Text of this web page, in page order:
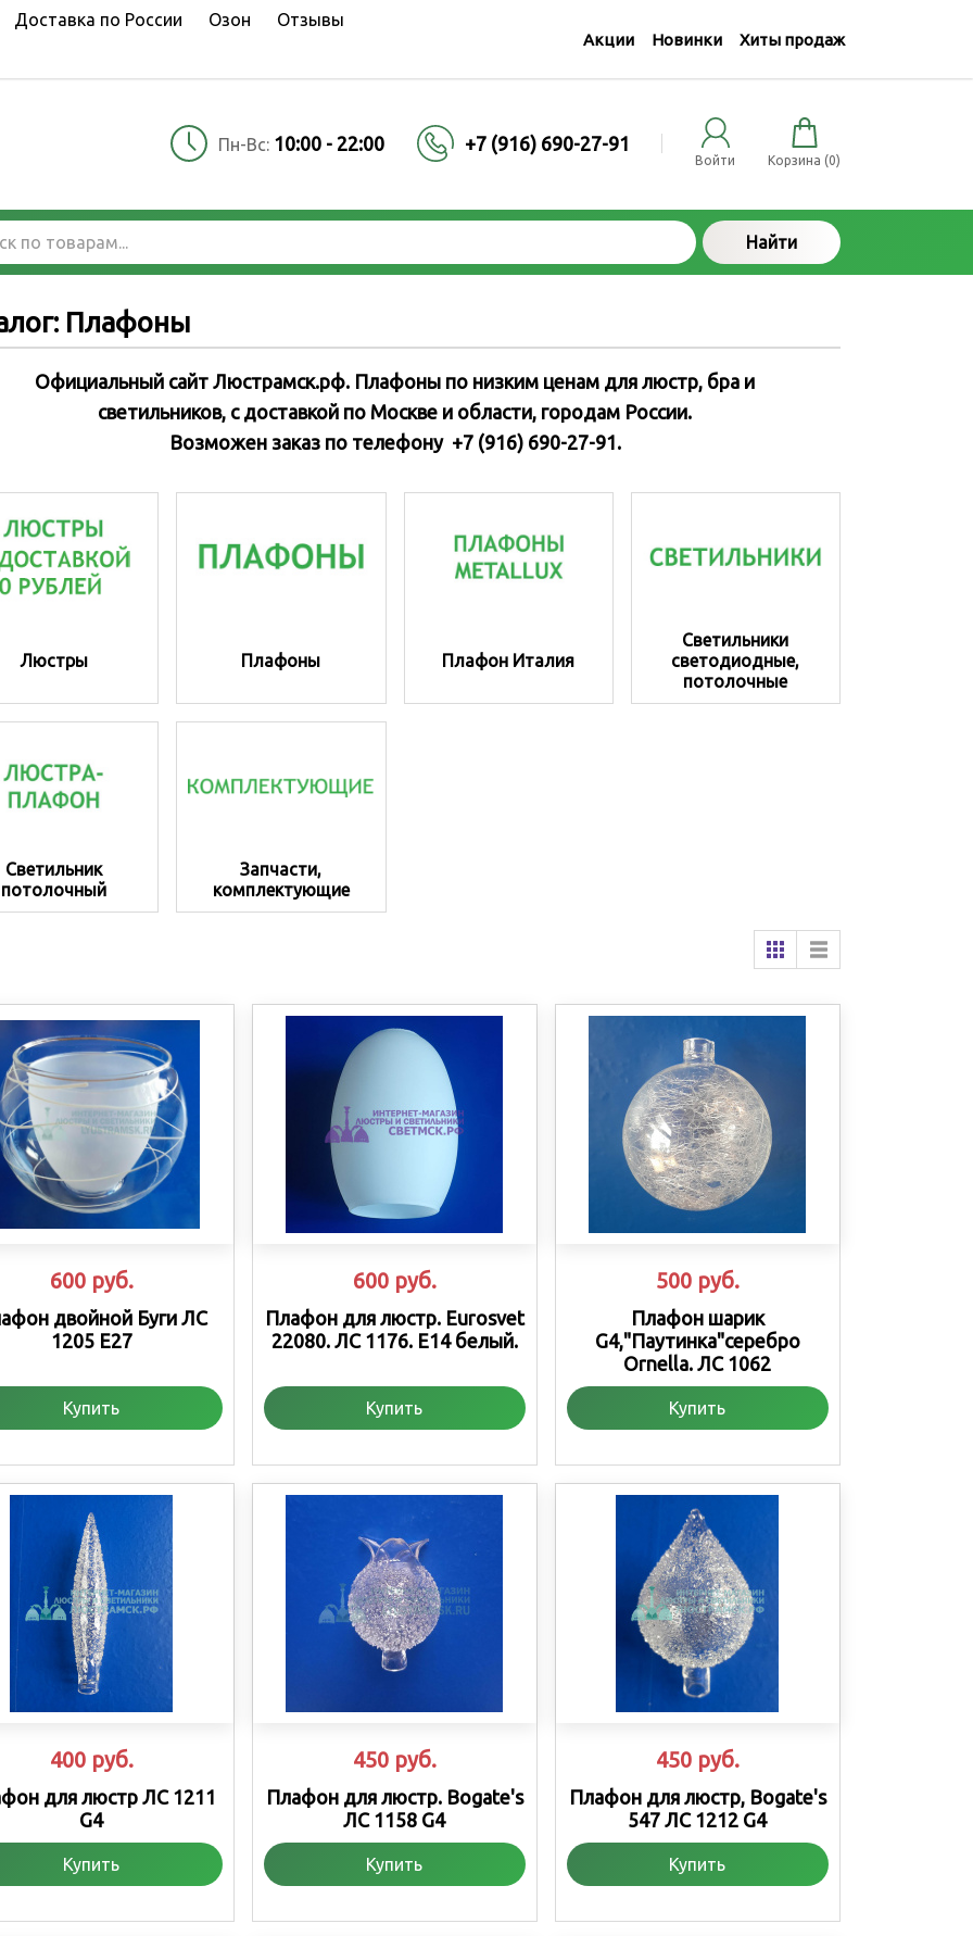
Доставка по России Озон Отзывы
Акции Новинки Хиты продаж
Пн-Вс: 10:00 - 22:00 +7 (916) 690-27-91
Войти Корзина (0)
Найти
Плафоны
Официальный сайт Люстрамск.рф. Плафоны по низким ценам для люстр, бра и
светильников, с доставкой по Москве и области, городам России.
Возможен заказ по телефону +7 (916) 690-27-91.
Люстры Плафоны Плафон Италия
Светильники
светодиодные,
потолочные
Светильник
потолочный
Запчасти,
комплектующие
600 руб.
двойной Буги ЛС
1205 Е27
Купить
600 руб.
Плафон для люстр. Eurosvet
22080. ЛС 1176. Е14 белый.
Купить
500 руб.
Плафон шарик
G4,"Паутинка"серебро
Ornella. ЛС 1062
Купить
400 руб.
для люстр ЛС 1211
G4
Купить
450 руб.
Плафон для люстр. Bogate's
ЛС 1158 G4
Купить
450 руб.
Плафон для люстр, Bogate's
547 ЛС 1212 G4
Купить